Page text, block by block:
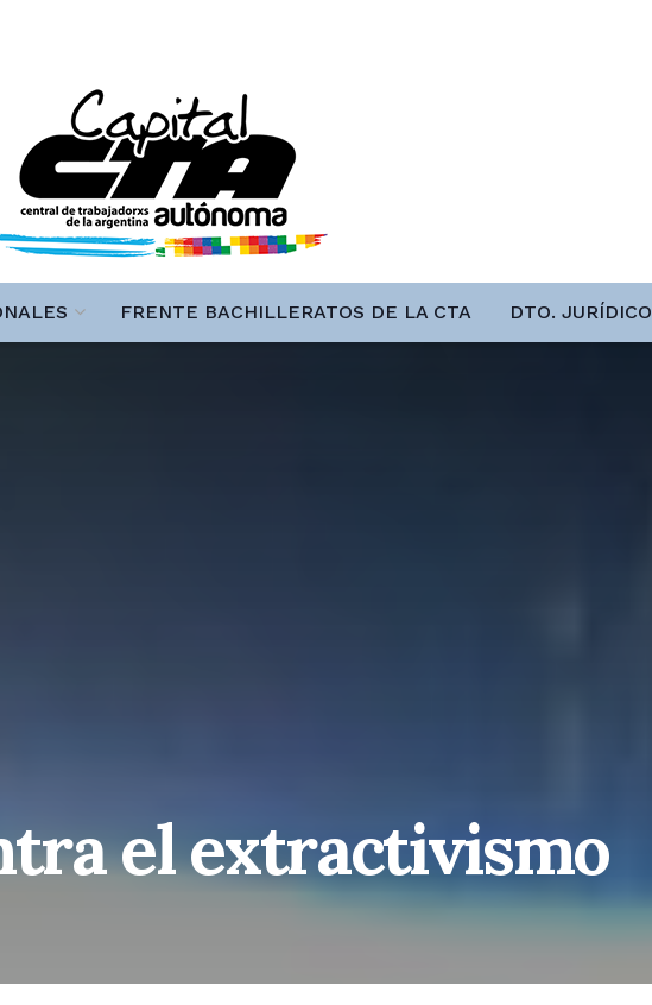
FRENTE BACHILLERATOS DE LA CTA DTO. JURÍDICO
el extractivismo